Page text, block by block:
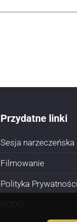
Przydatne linki
Sesja narzeczeńska
Filmowanie
Polityka Prywatności